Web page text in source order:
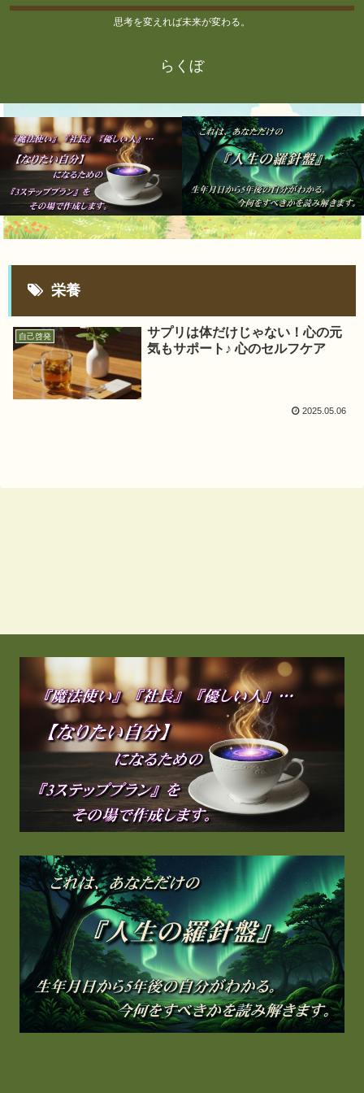
思考を変えれば未来が変わる。
らくぼ
栄養
自己啓発
サプリは体だけじゃない！心の元
気もサポート♪ 心のセルフケア
2025.05.06